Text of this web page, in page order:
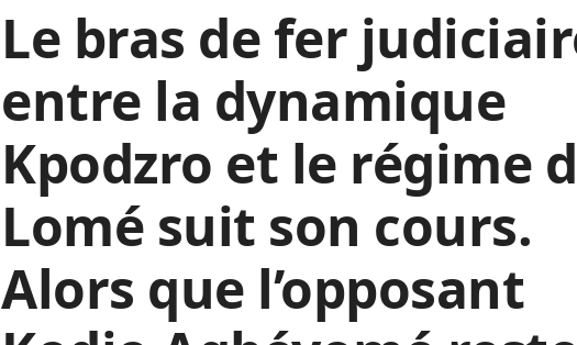
Le bras de fer
entre la dynamique
Kpodzro et le régime
Lomé suit son cours.
Alors que l’opposant